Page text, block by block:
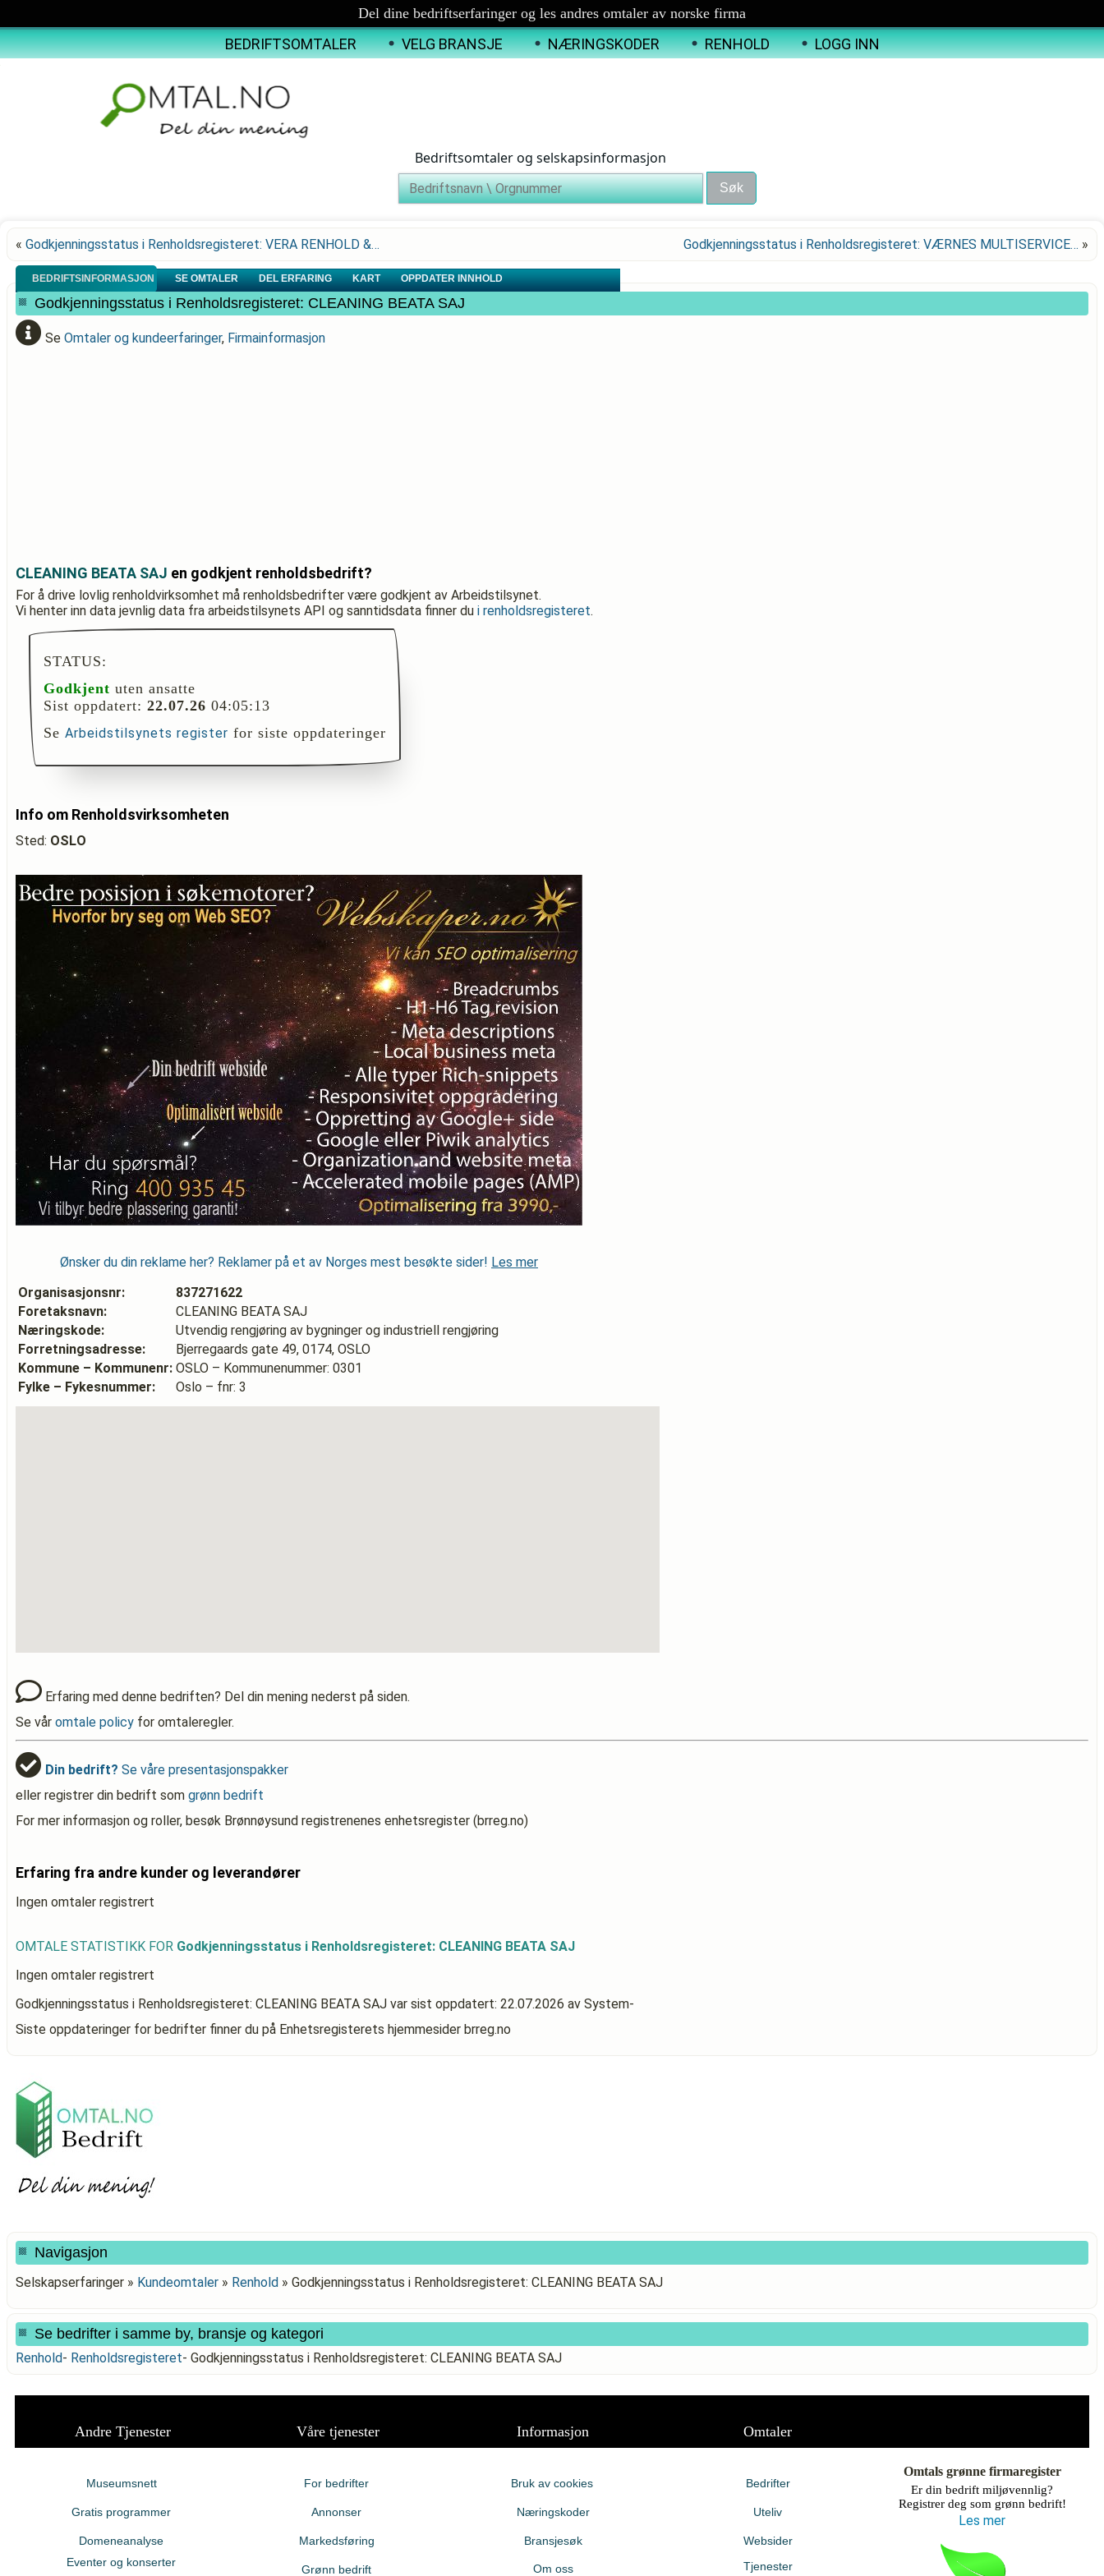
Del dine bedriftserfaringer og les andres omtaler av norske firma
BEDRIFTSOMTALER VELG BRANSJE NÆRINGSKODER RENHOLD LOGG INN
Bedriftsomtaler og selskapsinformasjon
« Godkjenningsstatus i Renholdsregisteret: VERA RENHOLD &… Godkjenningsstatus i Renholdsregisteret: VÆRNES MULTISERVICE… »
BEDRIFTSINFORMASJON SE OMTALER DEL ERFARING KART OPPDATER INNHOLD
Godkjenningsstatus i Renholdsregisteret: CLEANING BEATA SAJ
Se Omtaler og kundeerfaringer, Firmainformasjon
CLEANING BEATA SAJ en godkjent renholdsbedrift?
For å drive lovlig renholdvirksomhet må renholdsbedrifter være godkjent av Arbeidstilsynet.
Vi henter inn data jevnlig data fra arbeidstilsynets API og sanntidsdata finner du i renholdsregisteret.
STATUS:
Godkjent uten ansatte
Sist oppdatert: 22.07.26 04:05:13
Se Arbeidstilsynets register for siste oppdateringer
Info om Renholdsvirksomheten
Sted: OSLO
Ønsker du din reklame her? Reklamer på et av Norges mest besøkte sider! Les mer
Organisasjonsnr:
837271622
Foretaksnavn:
CLEANING BEATA SAJ
Næringskode:
Utvendig rengjøring av bygninger og industriell rengjøring
Forretningsadresse:
Bjerregaards gate 49, 0174, OSLO
Kommune – Kommunenr: OSLO – Kommunenummer: 0301
Fylke – Fykesnummer:
Oslo – fnr: 3
Erfaring med denne bedriften? Del din mening nederst på siden.
Se vår omtale policy for omtaleregler.
Din bedrift? Se våre presentasjonspakker
eller registrer din bedrift som grønn bedrift
For mer informasjon og roller, besøk Brønnøysund registrenenes enhetsregister (brreg.no)
Erfaring fra andre kunder og leverandører
Ingen omtaler registrert
OMTALE STATISTIKK FOR Godkjenningsstatus i Renholdsregisteret: CLEANING BEATA SAJ
Ingen omtaler registrert
Godkjenningsstatus i Renholdsregisteret: CLEANING BEATA SAJ var sist oppdatert: 22.07.2026 av System-
Siste oppdateringer for bedrifter finner du på Enhetsregisterets hjemmesider brreg.no
Navigasjon
Selskapserfaringer » Kundeomtaler » Renhold » Godkjenningsstatus i Renholdsregisteret: CLEANING BEATA SAJ
Se bedrifter i samme by, bransje og kategori
Renhold- Renholdsregisteret- Godkjenningsstatus i Renholdsregisteret: CLEANING BEATA SAJ
Andre Tjenester Våre tjenester Informasjon Omtaler
Museumsnett
Gratis programmer
Domeneanalyse
Eventer og konserter
For bedrifter
Annonser
Markedsføring
Grønn bedrift
Bruk av cookies
Næringskoder
Bransjesøk
Om oss
Bedrifter
Uteliv
Websider
Tjenester
Omtals grønne firmaregister
Er din bedrift miljøvennlig?
Registrer deg som grønn bedrift!
Les mer